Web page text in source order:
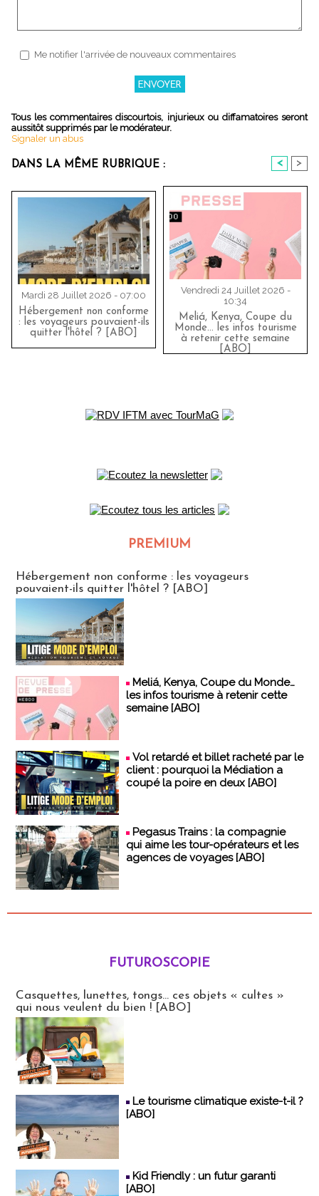
Me notifier l'arrivée de nouveaux commentaires
Tous les commentaires discourtois, injurieux ou diffamatoires seront
aussitôt supprimés par le modérateur.
Signaler un abus
DANS LA MÊME RUBRIQUE : < >
Mardi 28 Juillet 2026 - 07:00
Hébergement non conforme
: les voyageurs pouvaient-ils
quitter l'hôtel ? [ABO]
Vendredi 24 Juillet 2026 -
10:34
Meliá, Kenya, Coupe du
Monde… les infos tourisme
à retenir cette semaine
[ABO]
PREMIUM
Hébergement non conforme : les voyageurs
pouvaient-ils quitter l'hôtel ? [ABO]
Meliá, Kenya, Coupe du Monde…
les infos tourisme à retenir cette
semaine [ABO]
Vol retardé et billet racheté par le
client : pourquoi la Médiation a
coupé la poire en deux [ABO]
Pegasus Trains : la compagnie
qui aime les tour-opérateurs et les
agences de voyages [ABO]
FUTUROSCOPIE
Casquettes, lunettes, tongs... ces objets « cultes »
qui nous veulent du bien ! [ABO]
Le tourisme climatique existe-t-il ?
[ABO]
Kid Friendly : un futur garanti
[ABO]